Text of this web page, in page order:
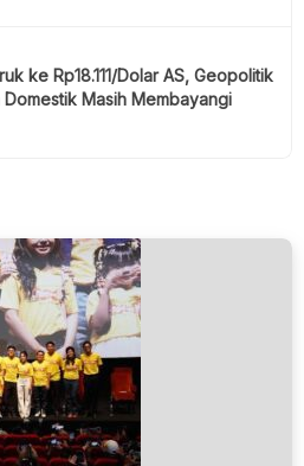
ke Rp18.111/Dolar AS, Geopolitik
Masih Membayangi